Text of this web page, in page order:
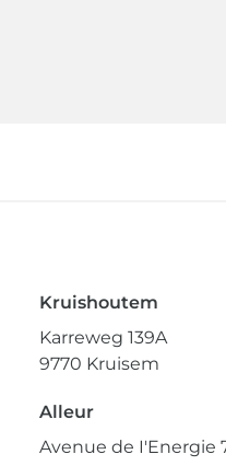
Kruishoutem
Karreweg 139A
9770 Kruisem
Alleur
Avenue de I'Energie